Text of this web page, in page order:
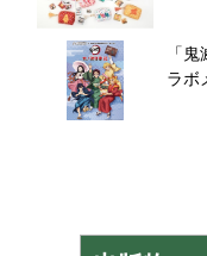
「
ラボ